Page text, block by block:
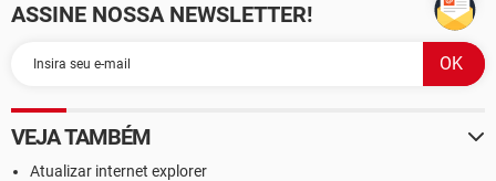
ASSINE NOSSA NEWSLETTER!
VEJA TAMBÉM
Atualizar internet explorer